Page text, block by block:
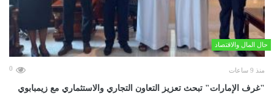
حال المال والاقتصاد
منذ 9 ساعات 0
"غرف الإمارات" تبحث تعزيز التعاون التجاري والاستثماري مع زيمبابوي